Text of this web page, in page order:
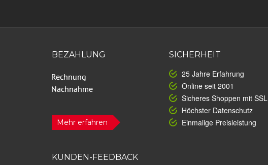
BEZAHLUNG
Mehr erfahren
SICHERHEIT
25 Jahre Erfahrung
Online seit 2001
Sicheres Shoppen mit SSL
Höchster Datenschutz
Einmalige Preisleistung
KUNDEN-FEEDBACK